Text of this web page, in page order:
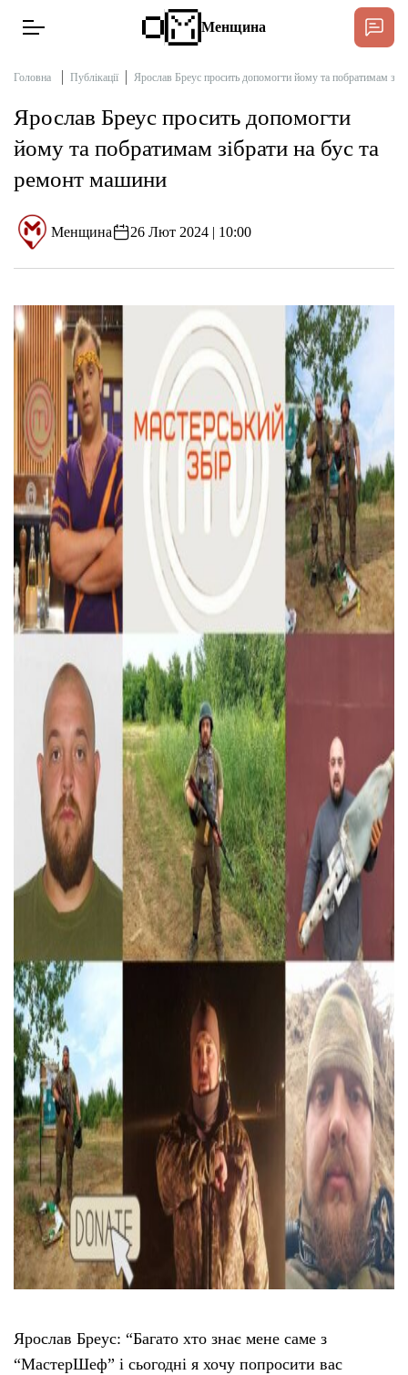
Новини
Тексти
Про нас
Бюджет
Тендери
Довідник
Контакти
Рекламні прайси
Підтримати «місцевих»
Редакційна політика
Етичний кодекс
Підтримати
Менщина
Головна Публікації Ярослав Бреус просить допомогти йому та побратимам
Ярослав Бреус просить допомогти
йому та побратимам зібрати на бус та
ремонт машини
Менщина 26 Лют 2024 | 10:00
Ярослав Бреус: “Багато хто знає мене саме з
“МастерШеф” і сьогодні я хочу попросити вас